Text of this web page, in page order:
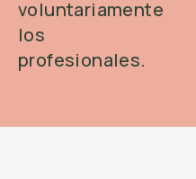
voluntariamente
los
profesionales.